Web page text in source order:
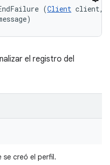
(Client client,
el registro del
se creó el perfil.